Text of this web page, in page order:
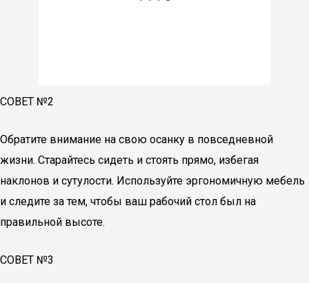
СОВЕТ №2
Обратите внимание на свою осанку в повседневной
жизни. Старайтесь сидеть и стоять прямо, избегая
наклонов и сутулости. Используйте эргономичную мебель
и следите за тем, чтобы ваш рабочий стол был на
правильной высоте.
СОВЕТ №3